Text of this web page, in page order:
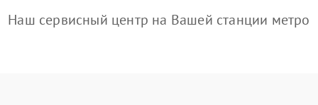
Наш сервисный центр на Вашей станции метро